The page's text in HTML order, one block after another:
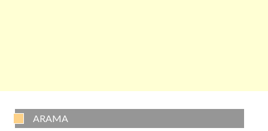
ARAMA